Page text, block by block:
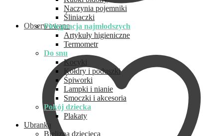
Obserwowane
Naczynia pojemniki
Śliniaczki
Pielęgnacja najmłodszych
Artykuły higieniczne
Termometr
Do snu
Kocyki
Kołdry i poduszki
Śpiworki
Lampki i nianie
Smoczki i akcesoria
Pokój dziecka
Plakaty
Ubranka
Bielizna dziecięca